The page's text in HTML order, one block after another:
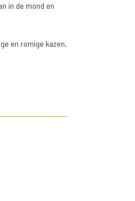
in de mond en
en romige kazen,